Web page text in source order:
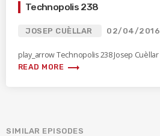
Technopolis 238
JOSEP CUÈLLAR 02/04/2016
play_arrow Technopolis 238 Josep Cuèllar
READ MORE trending_flat
SIMILAR EPISODES